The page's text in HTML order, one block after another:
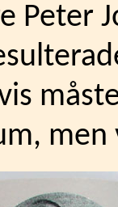
Peter